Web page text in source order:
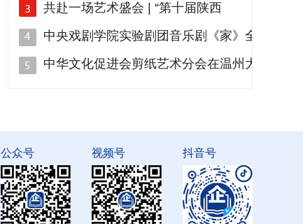
共赴一场艺术盛会 | “第十届陕西
中央戏剧学院实验剧团音乐剧《家》全
中华文化促进会剪纸艺术分会在温州大
公众号 视频号 抖音号